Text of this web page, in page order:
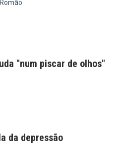
"num piscar de olhos"
da depressão